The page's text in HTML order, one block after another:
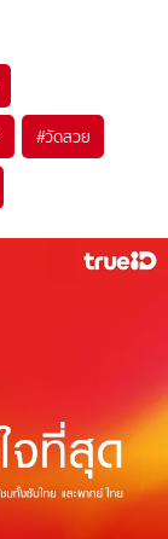
#วัดสวย